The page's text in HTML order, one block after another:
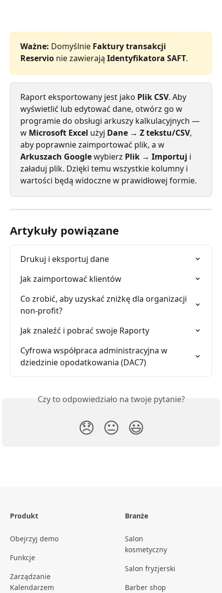
Ważne: Domyślnie Faktury transakcji
Reservio nie zawierają Identyfikatora SAFT.
Raport eksportowany jest jako Plik CSV. Aby
wyświetlić lub edytować dane, otwórz go w
programie do obsługi arkuszy kalkulacyjnych —
w Microsoft Excel użyj Dane → Z tekstu/CSV,
aby poprawnie zaimportować plik, a w
Arkuszach Google wybierz Plik → Importuj i
załaduj plik. Dzięki temu wszystkie kolumny i
wartości będą widoczne w prawidłowej formie.
Artykuły powiązane
Drukuj i eksportuj dane
Jak zaimportować klientów
Co zrobić, aby uzyskać zniżkę dla organizacji
non-profit?
Jak znaleźć i pobrać swoje Raporty
Cyfrowa współpraca administracyjna w
dziedzinie opodatkowania (DAC7)
Czy to odpowiedziało na twoje pytanie?
😞 😐 😃
Produkt
Obejrzyj demo
Funkcje
Zarządzanie
Kalendarzem
Branże
Salon
kosmetyczny
Salon fryzjerski
Barber shop